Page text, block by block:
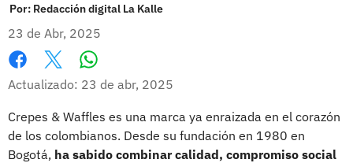
Por: Redacción digital La Kalle
23 de Abr, 2025
Facebook
X
Actualizado: 23 de abr, 2025
Crepes & Waffles es una marca ya enraizada en el corazón
de los colombianos. Desde su fundación en 1980 en
Bogotá, ha sabido combinar calidad, compromiso social